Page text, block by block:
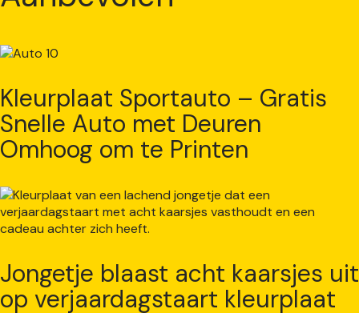
Kleurplaat Sportauto – Gratis
Snelle Auto met Deuren
Omhoog om te Printen
Jongetje blaast acht kaarsjes uit
op verjaardagstaart kleurplaat